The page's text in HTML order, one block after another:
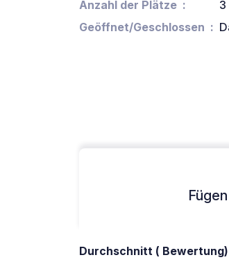
Anzahl der Plätze
3
Geöffnet/Geschlossen
Durchschnitt (